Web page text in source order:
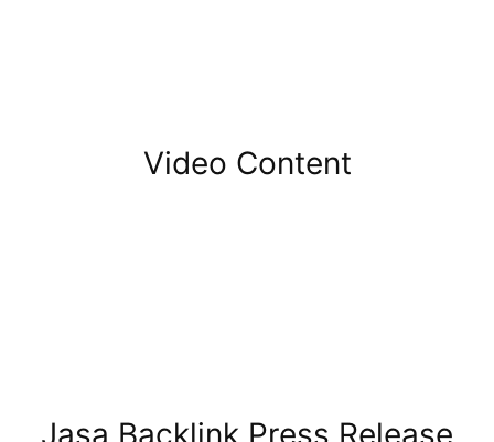
Video Content
Jasa Backlink Press Release